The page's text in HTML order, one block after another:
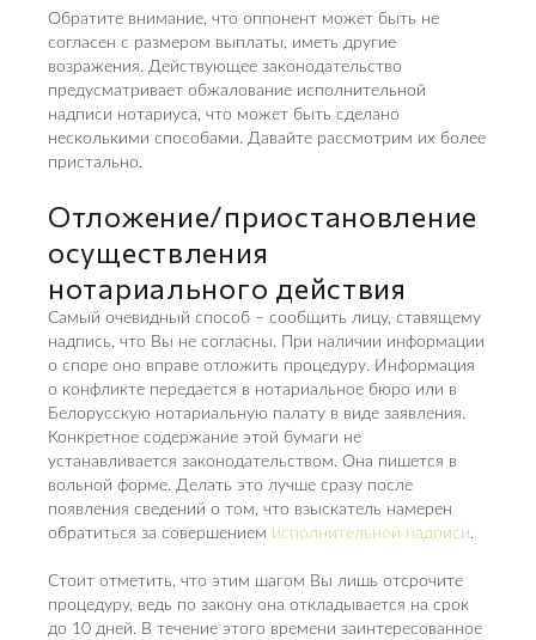
Обратите внимание, что оппонент может быть не
согласен с размером выплаты, иметь другие
возражения. Действующее законодательство
предусматривает обжалование исполнительной
надписи нотариуса, что может быть сделано
несколькими способами. Давайте рассмотрим их более
пристально.
Отложение/приостановление
осуществления
нотариального действия
Самый очевидный способ – сообщить лицу, ставящему
надпись, что Вы не согласны. При наличии информации
о споре оно вправе отложить процедуру. Информация
о конфликте передается в нотариальное бюро или в
Белорусскую нотариальную палату в виде заявления.
Конкретное содержание этой бумаги не
устанавливается законодательством. Она пишется в
вольной форме. Делать это лучше сразу после
появления сведений о том, что взыскатель намерен
обратиться за совершением исполнительной надписи.
Стоит отметить, что этим шагом Вы лишь отсрочите
процедуру, ведь по закону она откладывается на срок
до 10 дней. В течение этого времени заинтересованное